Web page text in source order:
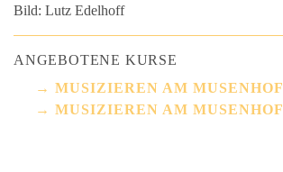
Bild: Lutz Edelhoff
ANGEBOTENE KURSE
MUSIZIEREN AM MUSENHOF
MUSIZIEREN AM MUSENHOF